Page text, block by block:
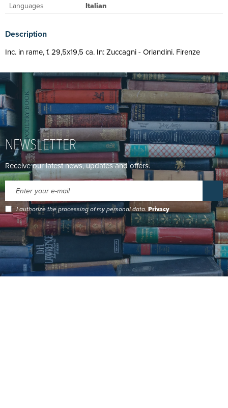
Languages
Italian
Description
Inc. in rame, f. 29,5x19,5 ca. In: Zuccagni - Orlandini. Firenze
NEWSLETTER
Receive our latest news, updates and offers.
I authorize the processing of my personal data. Privacy